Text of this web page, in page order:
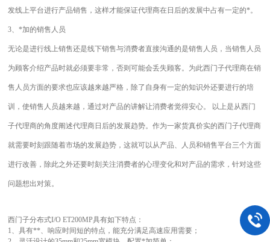
发线上平台进行产品销售，这样才能保证代理商在日后的发展中占有一定的*。
3、*加的销售人员
无论是进行线上销售还是线下销售与消费者直接沟通的是销售人员，当销售人员
为顾客介绍产品时就必须要非常，否则可能会丢失顾客。为此西门子代理商在销
售人员方面的要求也应该越来越严格，除了自身有一定的知识外还要进行的培
训，使销售人员越来越，通过对产品的讲解让消费者觉得安心。 以上是从西门
子代理商的角度阐述代理商日后的发展趋势。作为一家货真价实的西门子代理商
就需要时刻跟随着市场的发展趋势，这就可以从产品、人员和销售平台三个方面
进行改善，除此之外还要时刻关注消费者的心理变化和对产品的需求，针对这些
问题想出对策。
西门子分布式I/O ET200MP具有如下特点：
1、具有**、响应时间短的特点，能充分满足高速应用需要；